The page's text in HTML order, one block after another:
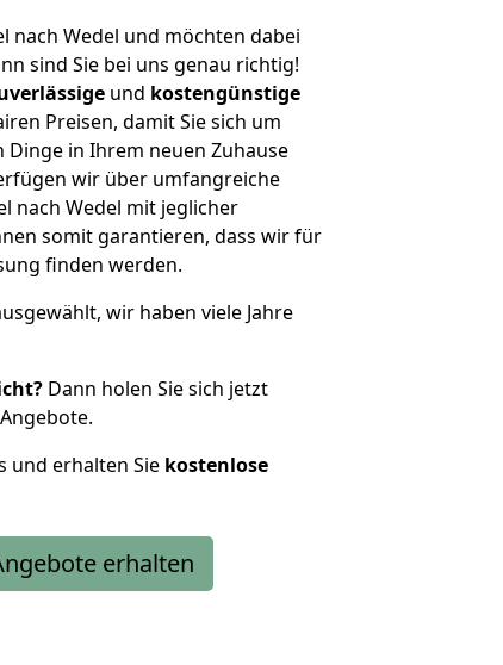
nach Wedel und möchten dabei
sind Sie bei uns genau richtig!
und kostengünstige
Preisen, damit Sie sich um
in Ihrem neuen Zuhause
wir über umfangreiche
nach Wedel mit jeglicher
somit garantieren, dass wir für
finden werden.
wir haben viele Jahre
Dann holen Sie sich jetzt
und erhalten Sie kostenlose
erhalten